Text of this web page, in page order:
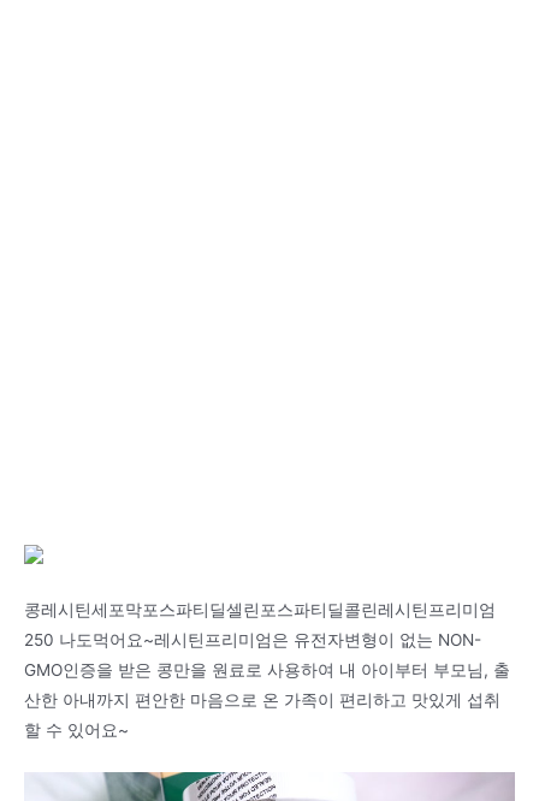
콩레시틴세포막포스파티딜셀린포스파티딜콜린레시틴프리미엄
250 나도먹어요~레시틴프리미엄은 유전자변형이 없는 NON-
GMO인증을 받은 콩만을 원료로 사용하여 내 아이부터 부모님, 출
산한 아내까지 편안한 마음으로 온 가족이 편리하고 맛있게 섭취
할 수 있어요~